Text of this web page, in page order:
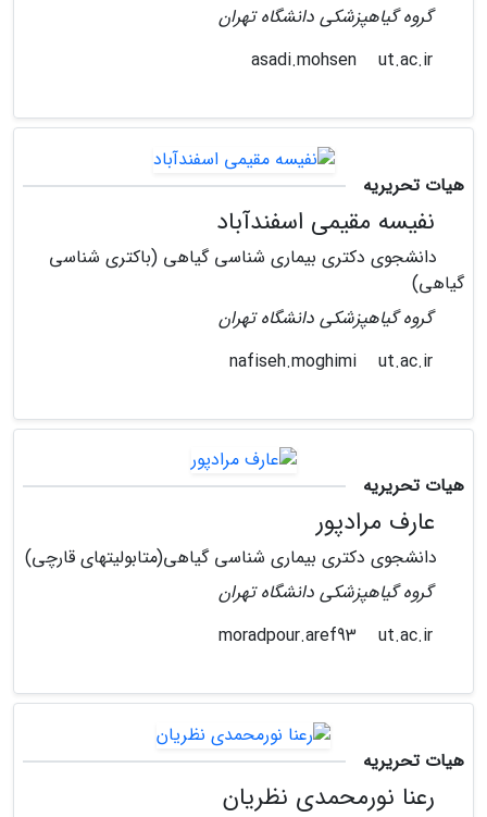
گروه گیاهپزشکی دانشگاه تهران
ut.ac.ir
هیات تحریریه
نفیسه مقیمی اسفندآباد
دانشجوی دکتری بیماری شناسی گیاهی (باکتری شناسی
گیاهی)
گروه گیاهپزشکی دانشگاه تهران
ut.ac.ir
هیات تحریریه
عارف مرادپور
دانشجوی دکتری بیماری شناسی گیاهی(متابولیتهای قارچی)
گروه گیاهپزشکی دانشگاه تهران
ut.ac.ir
هیات تحریریه
رعنا نورمحمدی نظریان